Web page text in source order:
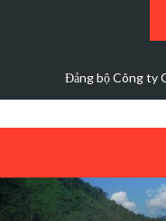
Đảng bộ Công ty